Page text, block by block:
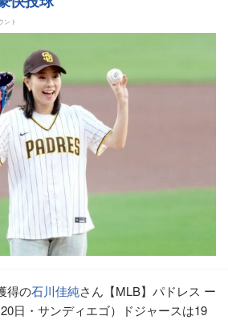
ント
得の石川佳純さん【MLB】パドレス ー
日・サンディエゴ）ドジャースは19